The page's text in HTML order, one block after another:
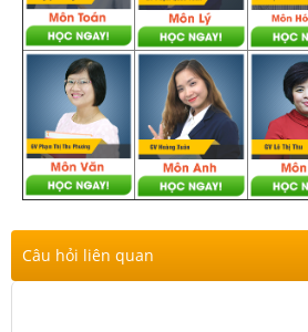
Câu hỏi liên quan